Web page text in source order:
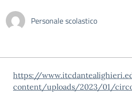
Personale scolastico
https://
content/uploads/2023/01/